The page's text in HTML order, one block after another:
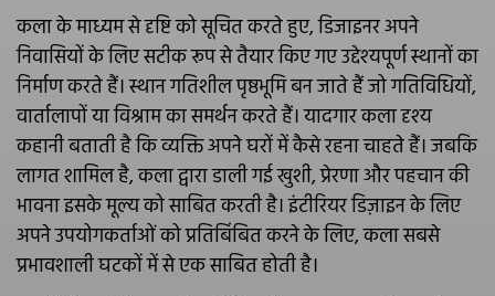
कला के माध्यम से दृष्टि को सूचित करते हुए, डिजाइनर अपने
निवासियों के लिए सटीक रूप से तैयार किए गए उद्देश्यपूर्ण स्थानों का
निर्माण करते हैं। स्थान गतिशील पृष्ठभूमि बन जाते हैं जो गतिविधियों,
वार्तालापों या विश्राम का समर्थन करते हैं। यादगार कला दृश्य
कहानी बताती है कि व्यक्ति अपने घरों में कैसे रहना चाहते हैं। जबकि
लागत शामिल है, कला द्वारा डाली गई खुशी, प्रेरणा और पहचान की
भावना इसके मूल्य को साबित करती है। इंटीरियर डिज़ाइन के लिए
अपने उपयोगकर्ताओं को प्रतिबिंबित करने के लिए, कला सबसे
प्रभावशाली घटकों में से एक साबित होती है।